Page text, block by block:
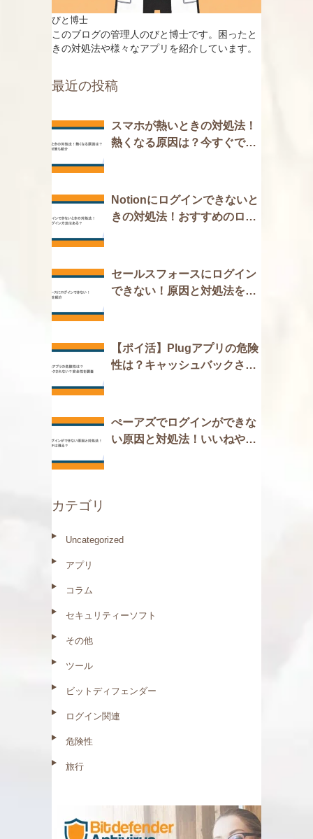
びと博士
このブログの管理人のびと博士です。困ったと
きの対処法や様々なアプリを紹介しています。
最近の投稿
スマホが熱いときの対処法！
熱くなる原因は？今すぐでき
Notionにログインできないと
きの対処法！おすすめのログ
セールスフォースにログイン
できない！原因と対処法を紹
【ポイ活】Plugアプリの危険
性は？キャッシュバックされ
ぺーアズでログインができな
い原因と対処法！いいねやマ
カテゴリ
Uncategorized
アプリ
コラム
セキュリティーソフト
その他
ツール
ビットディフェンダー
ログイン関連
危険性
旅行